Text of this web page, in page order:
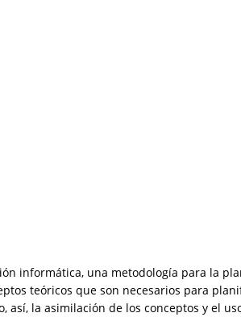
informática, una metodología para la
teóricos que son necesarios para
la asimilación de los conceptos y el